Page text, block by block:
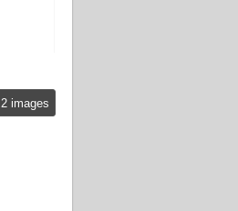
2 images